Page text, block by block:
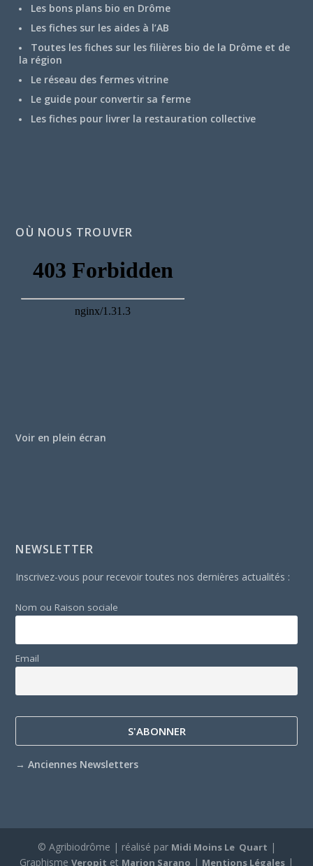
Les bons plans bio en Drôme
Les fiches sur les aides à l’AB
Toutes les fiches sur les filières bio de la Drôme et de
la région
Le réseau des fermes vitrine
Le guide pour convertir sa ferme
Les fiches pour livrer la restauration collective
OÙ NOUS TROUVER
Voir en plein écran
NEWSLETTER
Inscrivez-vous pour recevoir toutes nos dernières actualités :
Nom ou Raison sociale
Email
→Anciennes Newsletters
© Agribiodrôme | réalisé par Midi Moins Le Quart |
Graphisme Veropit et Marion Sarano | Mentions Légales |